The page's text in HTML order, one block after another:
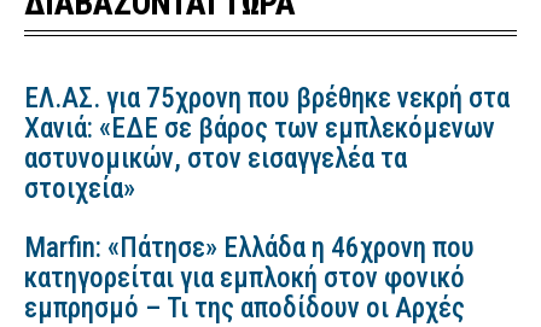
ΕΛ.ΑΣ. για 75χρονη που βρέθηκε νεκρή στα
Χανιά: «ΕΔΕ σε βάρος των εμπλεκόμενων
αστυνομικών, στον εισαγγελέα τα
στοιχεία»
Marfin: «Πάτησε» Ελλάδα η 46χρονη που
κατηγορείται για εμπλοκή στον φονικό
εμπρησμό – Τι της αποδίδουν οι Αρχές